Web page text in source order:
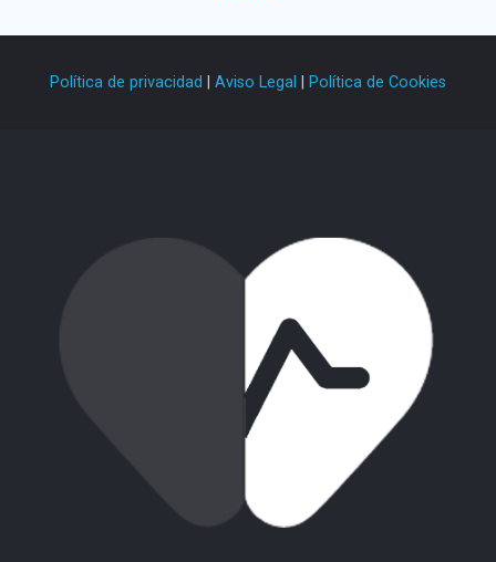
Política de privacidad Aviso Legal Política de Cookies